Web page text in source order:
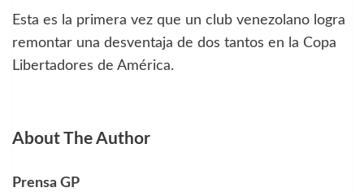
Esta es la primera vez que un club venezolano logra
remontar una desventaja de dos tantos en la Copa
Libertadores de América.
About The Author
Prensa GP